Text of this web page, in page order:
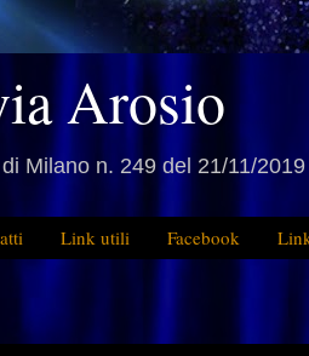
Arosio
Milano n. 249 del 21/11/2019
Link utili Facebook